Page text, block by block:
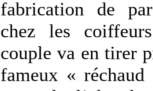
fabrication de
chez les
couple va en tirer
fameux «